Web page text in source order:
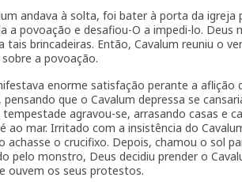
andava à solta, foi bater à porta da igreja
a povoação e desafiou-O a impedi-lo. Deus
brincadeiras. Então, Cavalum reuniu o
a povoação.
enorme satisfação perante a aflição
que o Cavalum depressa se
agravou-se, arrasando casas e
mar. Irritado com a insistência do
achasse o crucifixo. Depois, chamou o sol
pelo monstro, Deus decidiu prender o
ouvem os seus protestos.